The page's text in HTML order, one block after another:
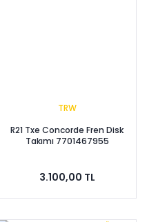
TRW
R21 Txe Concorde Fren Disk
Takımı 7701467955
3.100,00 TL